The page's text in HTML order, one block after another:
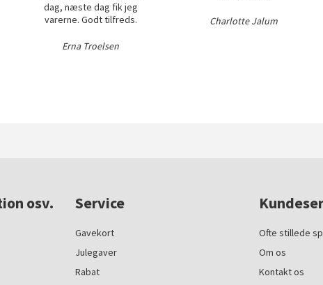
dag, næste dag fik jeg
varerne. Godt tilfreds.
Erna Troelsen
Charlotte Jalum
osv. Service
Gavekort
Julegaver
Rabat
Ofte stillede
Om os
Kontakt os